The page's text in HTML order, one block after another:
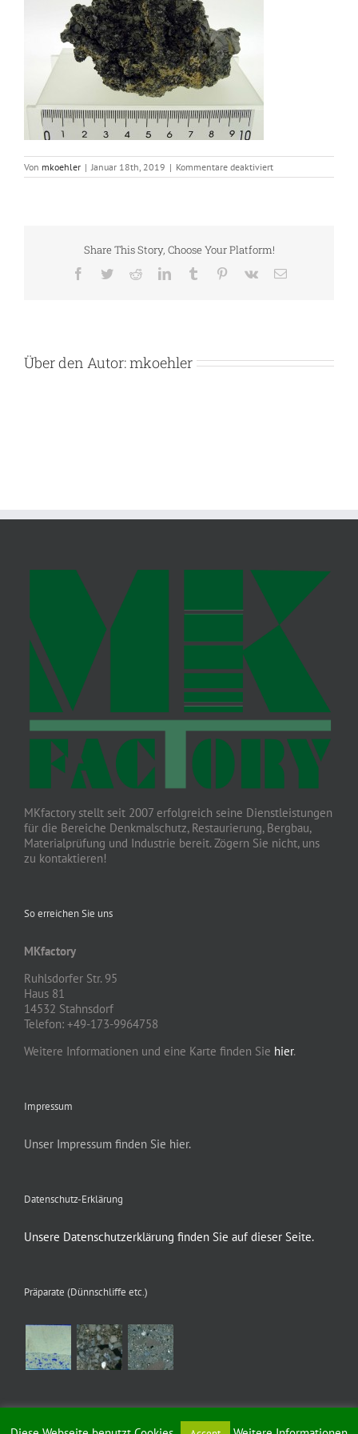
Von mkoehler | Januar 18th, 2019 | Kommentare deaktiviertfür
DSC01485
Share This Story, Choose Your Platform!
Facebook
TwitterRedditLinkedInTumblr Pinterest
Vk
E-
Über den Autor:mkoehler
MKfactory stellt seit 2007 erfolgreich seine Dienstleistungen
für die Bereiche Denkmalschutz, Restaurierung, Bergbau,
Materialprüfung und Industrie bereit. Zögern Sie nicht, uns
zu kontaktieren!
So erreichen Sie uns
MKfactory
Ruhlsdorfer Str. 95
Haus 81
14532 Stahnsdorf
Telefon: +49-173-9964758
Weitere Informationen und eine Karte finden Sie hier.
Impressum
Unser Impressum finden Sie hier.
Datenschutz-Erklärung
Unsere Datenschutzerklärung finden Sie auf dieser Seite.
Präparate (Dünnschliffe etc.)